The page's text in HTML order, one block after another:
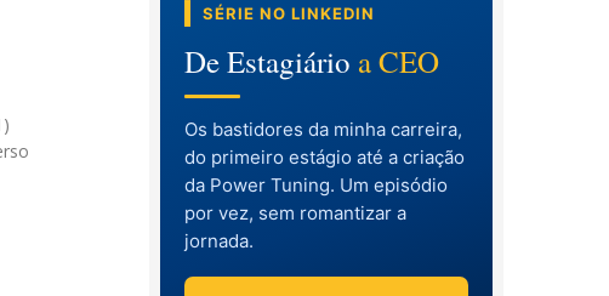
SÉRIE NO LINKEDIN
De Estagiário a CEO
Os bastidores da minha carreira,
do primeiro estágio até a criação
da Power Tuning. Um episódio
por vez, sem romantizar a
jornada.